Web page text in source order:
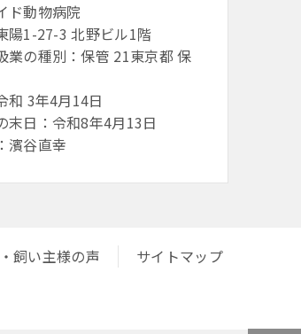
ド動物病院
陽1-27-3 北野ビル1階
業の種別：保管 21東京都 保
和 3年4月14日
末日：令和8年4月13日
濱谷直幸
飼い主様の声 サイトマップ